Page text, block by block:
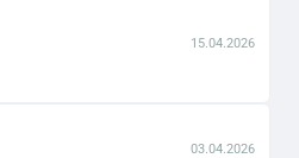
15.04.2026
03.04.2026